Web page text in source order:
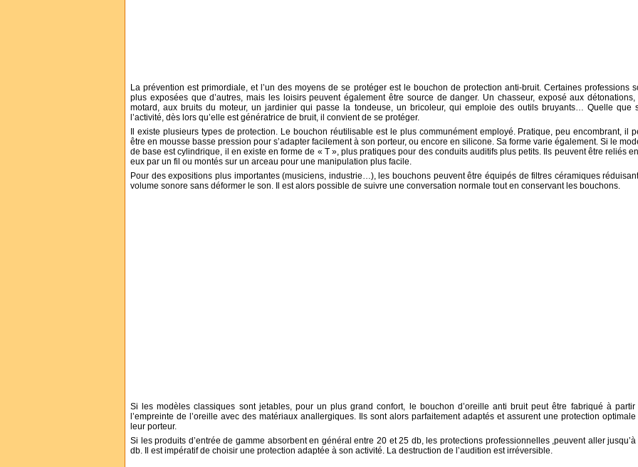
La prévention est primordiale, et l’un des moyens de se protéger est le bouchon de protection anti-bruit. Certaines professions
plus exposées que d’autres, mais les loisirs peuvent également être source de danger. Un chasseur, exposé aux détonations,
motard, aux bruits du moteur, un jardinier qui passe la tondeuse, un bricoleur, qui emploie des outils bruyants… Quelle que
l’activité, dès lors qu’elle est génératrice de bruit, il convient de se protéger.
Il existe plusieurs types de protection. Le bouchon réutilisable est le plus communément employé. Pratique, peu encombrant, il
être en mousse basse pression pour s’adapter facilement à son porteur, ou encore en silicone. Sa forme varie également. Si le
de base est cylindrique, il en existe en forme de « T », plus pratiques pour des conduits auditifs plus petits. Ils peuvent être reliés
eux par un fil ou montés sur un arceau pour une manipulation plus facile.
Pour des expositions plus importantes (musiciens, industrie…), les bouchons peuvent être équipés de filtres céramiques
volume sonore sans déformer le son. Il est alors possible de suivre une conversation normale tout en conservant les bouchons.
Si les modèles classiques sont jetables, pour un plus grand confort, le bouchon d’oreille anti bruit peut être fabriqué à partir
l’empreinte de l’oreille avec des matériaux anallergiques. Ils sont alors parfaitement adaptés et assurent une protection optimale
leur porteur.
Si les produits d’entrée de gamme absorbent en général entre 20 et 25 db, les protections professionnelles ,peuvent aller
db. Il est impératif de choisir une protection adaptée à son activité. La destruction de l’audition est irréversible.